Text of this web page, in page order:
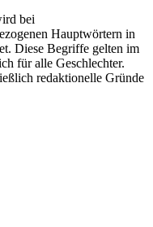
bei
Hauptwörtern in
Diese Begriffe gelten im
für alle Geschlechter.
redaktionelle Gründe